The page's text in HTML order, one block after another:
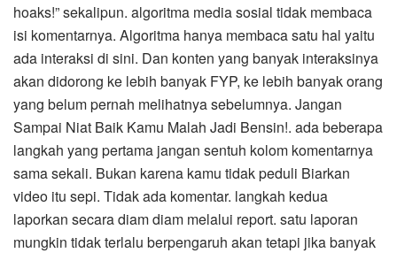
hoaks!” sekalipun. algoritma media sosial tidak membaca
isi komentarnya. Algoritma hanya membaca satu hal yaitu
ada interaksi di sini. Dan konten yang banyak interaksinya
akan didorong ke lebih banyak FYP, ke lebih banyak orang
yang belum pernah melihatnya sebelumnya. Jangan
Sampai Niat Baik Kamu Malah Jadi Bensin!. ada beberapa
langkah yang pertama jangan sentuh kolom komentarnya
sama sekali. Bukan karena kamu tidak peduli Biarkan
video itu sepi. Tidak ada komentar. langkah kedua
laporkan secara diam diam melalui report. satu laporan
mungkin tidak terlalu berpengaruh akan tetapi jika banyak